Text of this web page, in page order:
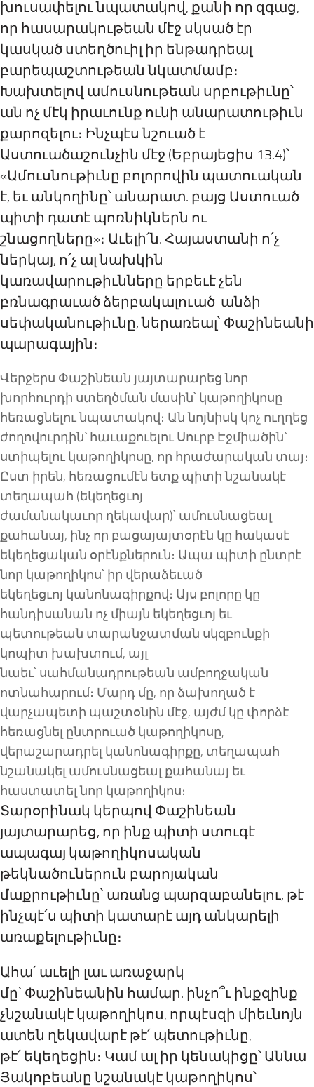
խուսափելու նպատակով, քանի որ զգաց,
որ հասարակութեան մէջ սկսած էր
կասկած ստեղծուիլ իր ենթադրեալ
բարեպաշտութեան նկատմամբ։
Խախտելով ամուսնութեան սրբութիւնը՝
ան ոչ մէկ իրաւունք ունի անարատութիւն
քարոզելու։ Ինչպէս նշուած է
Աստուածաշունչին մէջ (Եբրայեցիս 13.4)՝
«Ամուսնութիւնը բոլորովին պատուական
է, եւ անկողինը՝ անարատ. բայց Աստուած
պիտի դատէ պոռնիկներն ու
շնացողները»։ Աւելի՛ն. Հայաստանի ո՛չ
ներկայ, ո՛չ ալ նախկին
կառավարութիւնները երբեւէ չեն
բռնագրաւած ձերբակալուած անձի
սեփականութիւնը, ներառեալ՝ Փաշինեանի
պարագային։
Վերջերս Փաշինեան յայտարարեց նոր
խորհուրդի ստեղծման մասին՝ կաթողիկոսը
հեռացնելու նպատակով։ Ան նոյնիսկ կոչ ուղղեց
ժողովուրդին՝ հաւաքուելու Սուրբ Էջմիածին՝
ստիպելու կաթողիկոսը, որ հրաժարական տայ։
Ըստ իրեն, հեռացումէն ետք պիտի նշանակէ
տեղապահ (եկեղեցւոյ
ժամանակաւոր ղեկավար)՝ ամուսնացեալ
քահանայ, ինչ որ բացայայտօրէն կը հակասէ
եկեղեցական օրէնքներուն։ Ապա պիտի ընտրէ
նոր կաթողիկոս՝ իր վերաձեւած
եկեղեցւոյ կանոնագիրքով։ Այս բոլորը կը
հանդիսանան ոչ միայն եկեղեցւոյ եւ
պետութեան տարանջատման սկզբունքի
կոպիտ խախտում, այլ
նաեւ՝ սահմանադրութեան ամբողջական
ոտնահարում։ Մարդ մը, որ ձախողած է
վարչապետի պաշտօնին մէջ, այժմ կը փորձէ
հեռացնել ընտրուած կաթողիկոսը,
վերաշարադրել կանոնագիրքը, տեղապահ
նշանակել ամուսնացեալ քահանայ եւ
հաստատել նոր կաթողիկոս։
Տարօրինակ կերպով Փաշինեան
յայտարարեց, որ ինք պիտի ստուգէ
ապագայ կաթողիկոսական
թեկնածուներուն բարոյական
մաքրութիւնը՝ առանց պարզաբանելու, թէ
ինչպէ՛ս պիտի կատարէ այդ անկարելի
առաքելութիւնը։
Ահա՛ աւելի լաւ առաջարկ
մը՝ Փաշինեանին համար. ինչո՞ւ ինքզինք
չնշանակէ կաթողիկոս, որպէսզի միեւնոյն
ատեն ղեկավարէ թէ՛ պետութիւնը,
թէ՛ եկեղեցին։ Կամ ալ իր կենակիցը՝ Աննա
Յակոբեանը նշանակէ կաթողիկոս՝